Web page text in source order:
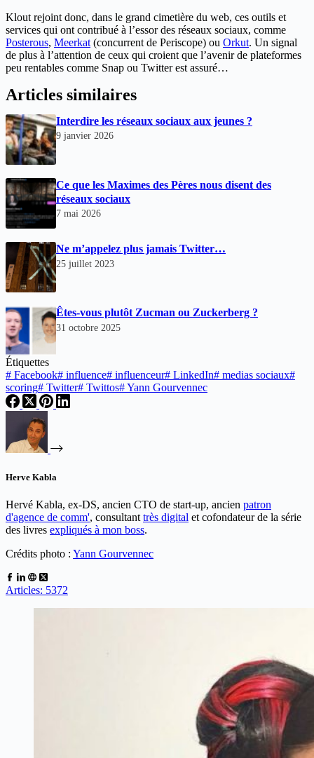
Klout rejoint donc, dans le grand cimetière du web, ces outils et
services qui ont contribué à l’essor des réseaux sociaux, comme
Posterous, Meerkat (concurrent de Periscope) ou Orkut. Un signal
de plus à l’attention de ceux qui croient que l’avenir de plateformes
peu rentables comme Snap ou Twitter est assuré…
Articles similaires
Interdire les réseaux sociaux aux jeunes ?
9 janvier 2026
Ce que les Maximes des Pères nous disent des
réseaux sociaux
7 mai 2026
Ne m’appelez plus jamais Twitter…
25 juillet 2023
Êtes-vous plutôt Zucman ou Zuckerberg ?
31 octobre 2025
Étiquettes
# Facebook# influence# influenceur# LinkedIn# medias sociaux#
scoring# Twitter# Twittos#Yann Gourvennec
Herve Kabla
Hervé Kabla, ex-DS, ancien CTO de start-up, ancien patron
d'agence de comm', consultant très digital et cofondateur de la série
des livres expliqués à mon boss.
Crédits photo : Yann Gourvennec
Articles: 5372